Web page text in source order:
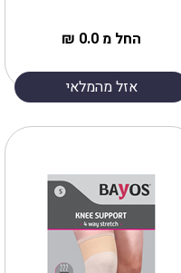
החל מ 0.0 ₪
אזל מהמלאי